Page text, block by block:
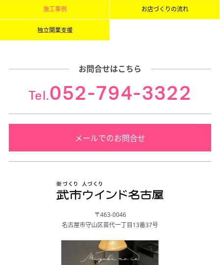
施工事例 お店づくりの流れ
独立開業支援
お問合せはこちら
Tel.052-794-3322
メールでのお問合せ
〒463-0046
名古屋市守山区苗代一丁目13番37号